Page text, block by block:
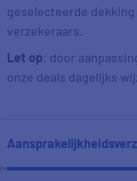
geselecteerde dekking
verzekeraars.
Let op: door
onze deals dagelijks